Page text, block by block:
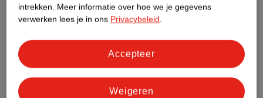
Productinformatie
Etiketinformatie
Nature Impact Score
intrekken. Meer informatie over hoe we je gegevens
verwerken lees je in ons Privacybeleid.
Weigeren
Accepteer